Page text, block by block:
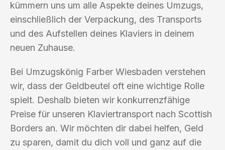
kümmern uns um alle Aspekte deines Umzugs,
einschließlich der Verpackung, des Transports
und des Aufstellen deines Klaviers in deinem
neuen Zuhause.
Bei Umzugskönig Farber Wiesbaden verstehen
wir, dass der Geldbeutel oft eine wichtige Rolle
spielt. Deshalb bieten wir konkurrenzfähige
Preise für unseren Klaviertransport nach Scottish
Borders an. Wir möchten dir dabei helfen, Geld
zu sparen, damit du dich voll und ganz auf die